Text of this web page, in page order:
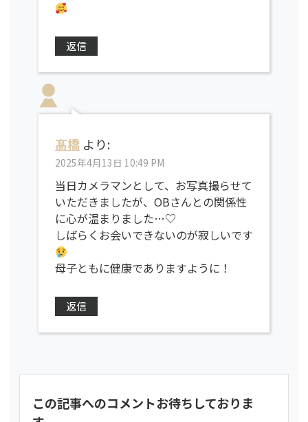
返信
髙橋 より:
2025年4月13日 10:49 PM
当日カメラマンとして、お写真撮らせて
いただきましたが、OBさんとの関係性
に心が温まりました…♡
しばらくお会いできないのが寂しいです
母子ともに健康でありますように！
返信
この記事へのコメントお待ちしておりま